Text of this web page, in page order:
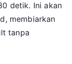
detik. Ini akan
membiarkan
tanpa